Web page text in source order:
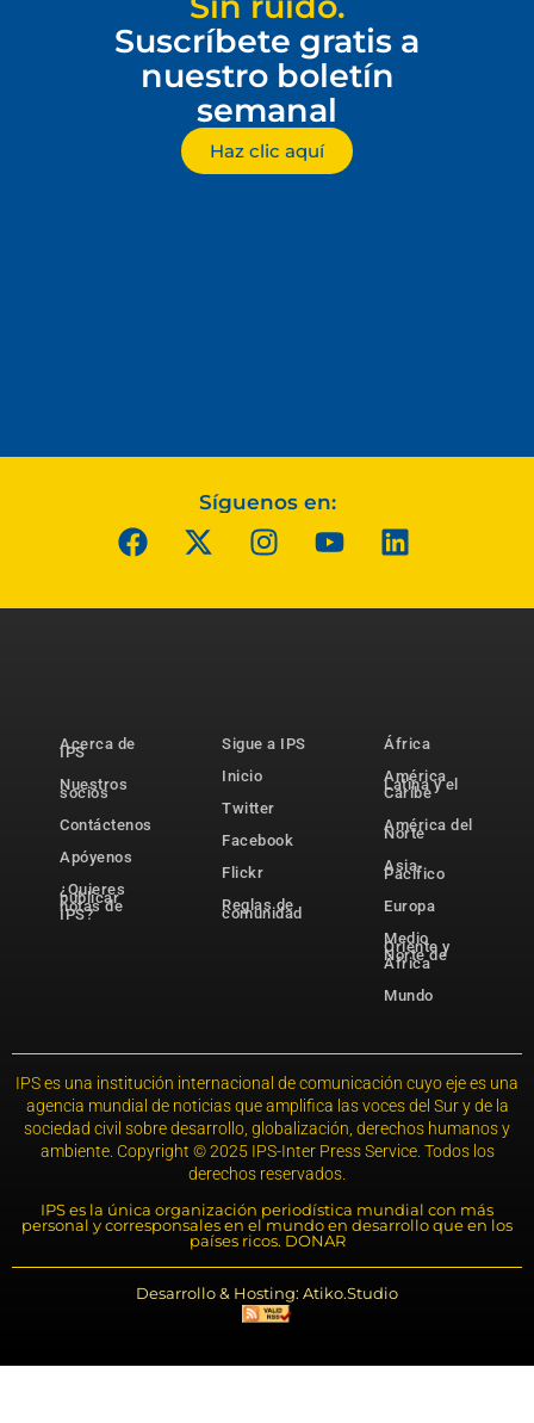
Suscríbete gratis a
nuestro boletín
semanal
Haz clic aquí
Síguenos en:
Acerca de
IPS
Nuestros
socios
Contáctenos
Apóyenos
¿Quieres
publicar
notas de
IPS?
Sigue a IPS
Inicio
Twitter
Facebook
Flickr
Reglas de
comunidad
África
América
Latina y el
Caribe
América del
Norte
Asia-
Pacífico
Europa
Medio
Oriente y
Norte de
África
Mundo
IPS es una institución internacional de comunicación cuyo eje es una
agencia mundial de noticias que amplifica las voces del Sur y de la
sociedad civil sobre desarrollo, globalización, derechos humanos y
ambiente. Copyright © 2025 IPS-Inter Press Service. Todos los
derechos reservados.
IPS es la única organización periodística mundial con más
personal y corresponsales en el mundo en desarrollo que en los
países ricos. DONAR
Desarrollo & Hosting: Atiko.Studio